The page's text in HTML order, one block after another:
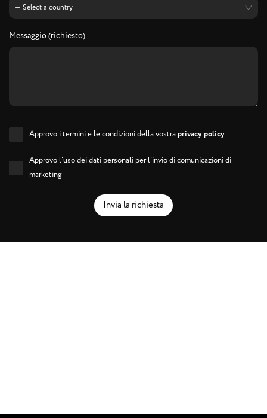
Messaggio (richiesto)
Approvo i termini e le condizioni della vostraprivacy policy
Approvo l'uso dei dati personali per l'invio di comunicazioni di
marketing
Invia la richiesta